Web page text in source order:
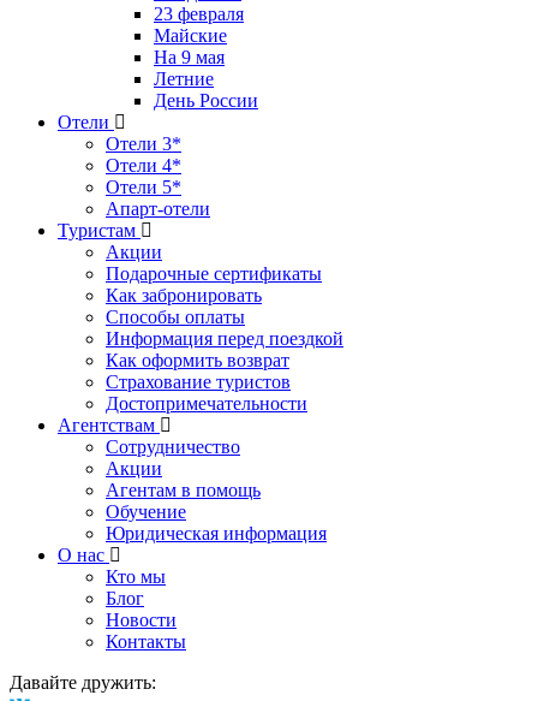
23 февраля
Майские
На 9 мая
Летние
День России
Отели
Отели 3*
Отели 4*
Отели 5*
Апарт-отели
Туристам
Акции
Подарочные сертификаты
Как забронировать
Способы оплаты
Информация перед поездкой
Как оформить возврат
Страхование туристов
Достопримечательности
Агентствам
Сотрудничество
Акции
Агентам в помощь
Обучение
Юридическая информация
О нас
Кто мы
Блог
Новости
Контакты
Давайте дружить: